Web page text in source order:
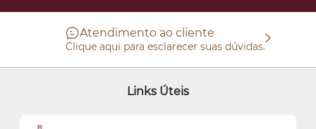
Atendimento ao cliente
Clique aqui para esclarecer suas dúvidas.
Links Úteis